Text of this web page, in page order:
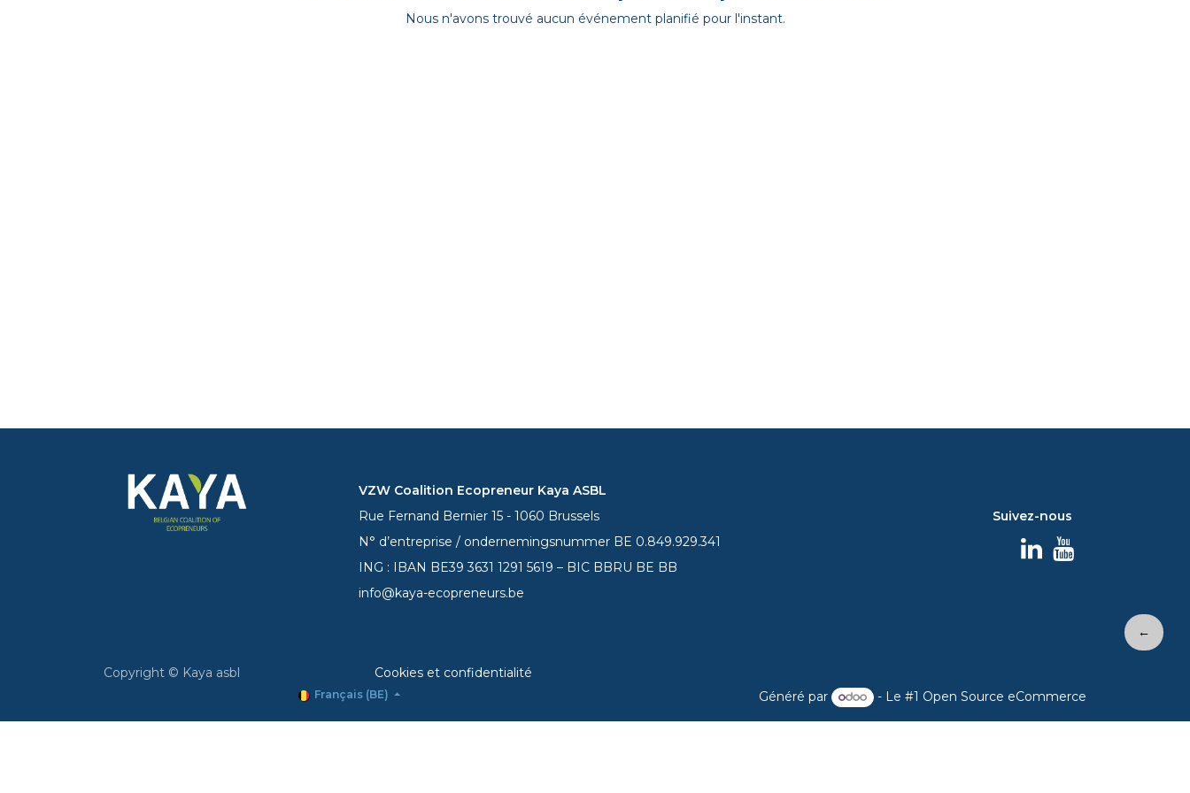
Nous n'avons trouvé aucun événement planifié pour l'instant.
Suivez-nous
←
VZW Coalition Ecopreneur Kaya ASBL
Rue Fernand Bernier 15 - 1060 Brussels
N° d’entreprise / ondernemingsnummer BE 0.849.929.341
ING : IBAN BE393631 1291 5619 – BIC BBRU BE BB
info@kaya-ecopreneurs.be
Copyright © Kaya asbl Cookies et confidentialité
Français (BE) Généré par - Le #1 Open Source eCommerce